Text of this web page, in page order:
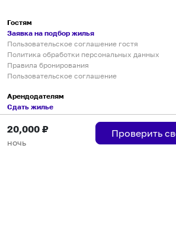
20,000 ₽
ночь
Проверить
Гостям
Заявка на подбор жилья
Пользовательское соглашение гостя
Политика обработки персональных данных
Правила бронирования
Пользовательское соглашение
Арендодателям
Сдать жилье
Пользовательское соглашение
Правила публикации объявлений